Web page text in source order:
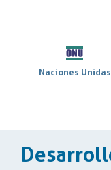
Naciones Unidas